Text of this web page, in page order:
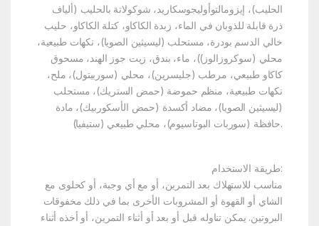
الحليب)، إيزومالتوأوليجوسكاريد، شوكولاتة بالحليب (ألياف
ذرة قابلة للذوبان في الماء، زبدة الكاكاو، كتلة الكاكاو، حليب
خالي الدسم بودرة، مستحلب (ليسيثين الصويا)، نكهات طبيعية،
محلي (سوكروزالوز))، ماء، بندق، زيت جوز الهند، مسحوق
كاكاو طبيعي، مرطب (جليسرين)، محلي (سوربيتول)، ملح،
نكهات طبيعية، منظم حموضة (حمض الستريك)، مستحلب
(ليسيثين الصويا)، مضاد أكسدة (حمض الأسكوربيك)، مادة
حافظة (سوربات البوتاسيوم)، محلي طبيعي (ستيفيا).
طريقة الاستخدام:
مناسب للاستهلاك بعد التمرين، أو مع أي وجبة، أو كحلوى مع
الشاي أو القهوة أو المشروبات الأخرى بما في ذلك مخفوقات
البروتين. يمكن تناوله قبل أو بعد أو أثناء التمرين، أو أخذه أثناء